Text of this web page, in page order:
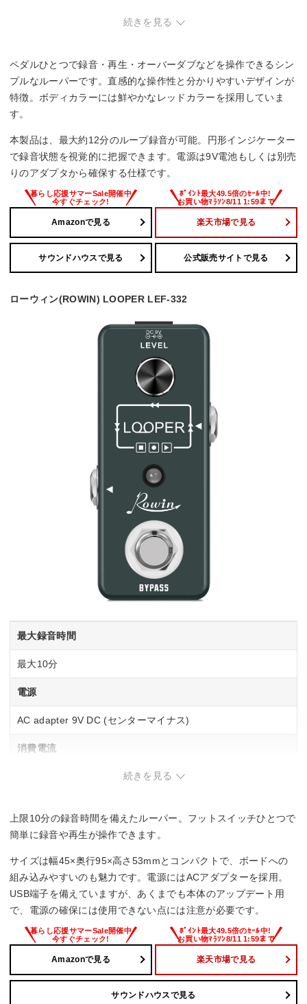
最大電池駆動時間
アルカリ電池＝約3時間
（使用状態によって異なります）
幅x高さx奥行
73×59×129 mm
重量
続きを見る
ペダルひとつで録音・再生・オーバーダブなどを操作できるシン
プルなルーパーです。直感的な操作性と分かりやすいデザインが
特徴。ボディカラーには鮮やかなレッドカラーを採用していま
す。
本製品は、最大約12分のループ録音が可能。円形インジケーター
で録音状態を視覚的に把握できます。電源は9V電池もしくは別売
りのアダプタから確保する仕様です。
Amazonで見る 楽天市場で見る
サウンドハウスで見る 公式販売サイトで見る
ローウィン(ROWIN) LOOPER LEF-332
最大録音時間
最大10分
電源
AC adapter 9V DC (センターマイナス)
消費電流
–
幅x高さx奥行
45×53×95 mm
重量
–
続きを見る
上限10分の録音時間を備えたルーパー。フットスイッチひとつで
簡単に録音や再生が操作できます。
サイズは幅45×奥行95×高さ53mmとコンパクトで、ボードへの
組み込みやすいのも魅力です。電源にはACアダプターを採用。
USB端子を備えていますが、あくまでも本体のアップデート用
で、電源の確保には使用できない点には注意が必要です。
Amazonで見る 楽天市場で見る
サウンドハウスで見る